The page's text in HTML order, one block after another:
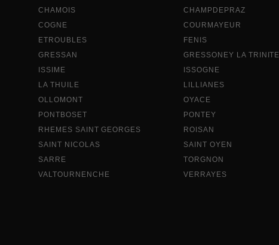
CHAMOIS
CHAMPDEPRAZ
COGNE
COURMAYEUR
ETROUBLES
FENIS
GRESSAN
GRESSONEY LA
ISSIME
ISSOGNE
LA THUILE
LILLIANES
OLLOMONT
OYACE
PONTBOSET
PONTEY
RHEMES SAINT GEORGES
ROISAN
SAINT NICOLAS
SAINT OYEN
SARRE
TORGNON
VALTOURNENCHE
VERRAYES